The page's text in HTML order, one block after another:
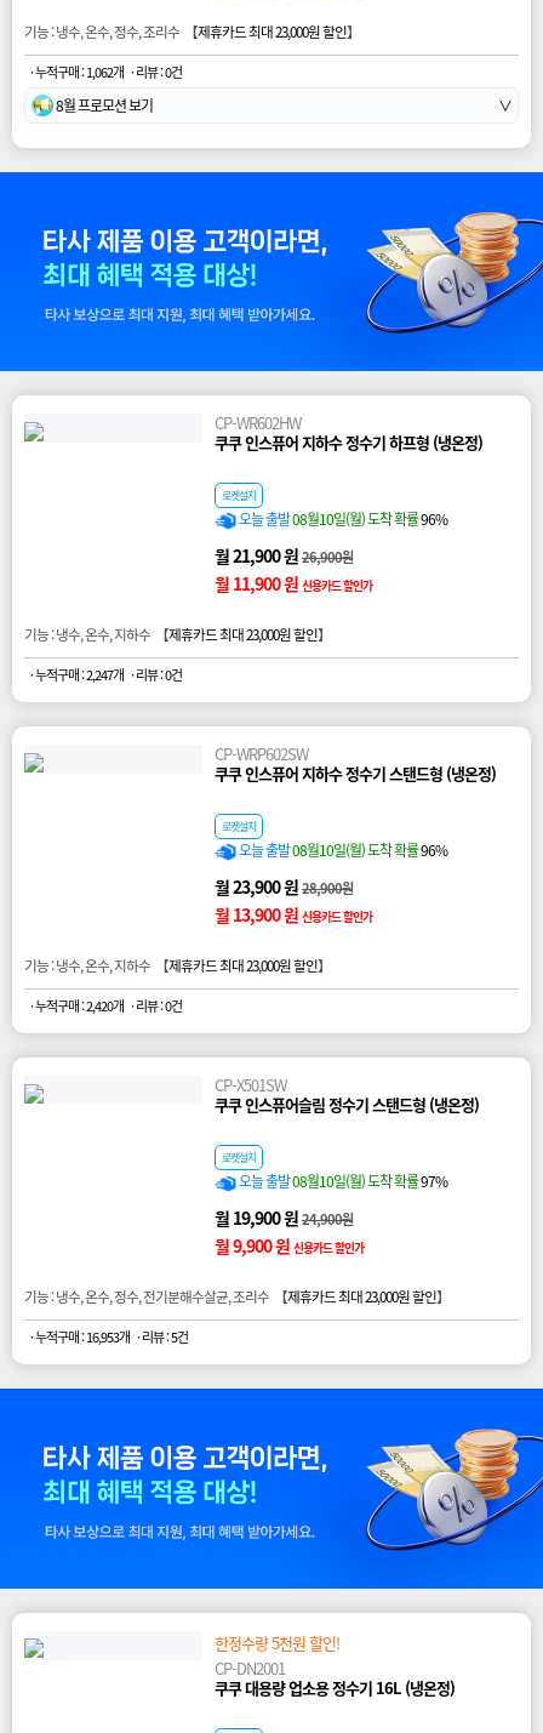
기능 : 냉수, 온수, 정수, 조리수 【제휴카드 최대 23,000원 할인】
· 누적구매 : 1,062개 · 리뷰 : 0건
8월 프로모션 보기 ∨
CP-WR602HW
쿠쿠 인스퓨어 지하수 정수기 하프형 (냉온정)
로켓설치
오늘 출발08월10일(월) 도착 확률96%
월 21,900 원26,900원
월 11,900 원 신용카드 할인가
기능 : 냉수, 온수, 지하수 【제휴카드 최대 23,000원 할인】
· 누적구매 : 2,247개 · 리뷰 : 0건
CP-WRP602SW
쿠쿠 인스퓨어 지하수 정수기 스탠드형 (냉온정)
로켓설치
오늘 출발08월10일(월) 도착 확률96%
월 23,900 원28,900원
월 13,900 원 신용카드 할인가
기능 : 냉수, 온수, 지하수 【제휴카드 최대 23,000원 할인】
· 누적구매 : 2,420개 · 리뷰 : 0건
CP-X501SW
쿠쿠 인스퓨어슬림 정수기 스탠드형 (냉온정)
로켓설치
오늘 출발08월10일(월) 도착 확률97%
월 19,900 원24,900원
월 9,900 원 신용카드 할인가
기능 : 냉수, 온수, 정수, 전기분해수살균, 조리수 【제휴카드 최대 23,000원 할인】
· 누적구매 : 16,953개 · 리뷰 : 5건
한정수량 5천원 할인!
CP-DN2001
쿠쿠 대용량 업소용 정수기 16L (냉온정)